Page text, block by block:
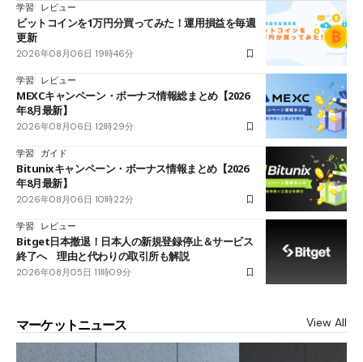
学習 レビュー
ビットコインを1万円分買ってみた！運用損益を毎週
更新
2026年08月06日 19時46分
学習 レビュー
MEXCキャンペーン・ボーナス情報総まとめ【2026
年8月最新】
2026年08月06日 12時29分
学習 ガイド
Bitunixキャンペーン・ボーナス情報まとめ【2026
年8月最新】
2026年08月06日 10時22分
学習 レビュー
Bitget日本撤退！日本人の新規登録停止＆サービス
終了へ 理由と代わりの取引所も解説
2026年08月05日 11時09分
マーケットニュース View All